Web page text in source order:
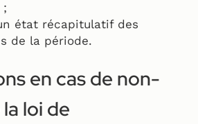
;
état récapitulatif des
de la période.
en cas de non-
loi de